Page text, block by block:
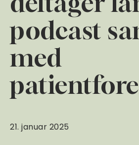
podcast
med
21. januar 2025